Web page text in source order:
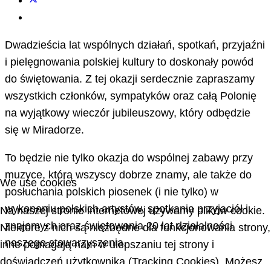
Dwadzieścia lat wspólnych działań, spotkań, przyjaźni
i pielęgnowania polskiej kultury to doskonały powód
do świętowania. Z tej okazji serdecznie zapraszamy
wszystkich członków, sympatyków oraz całą Polonię
na wyjątkowy wieczór jubileuszowy, który odbędzie
się w Miradorze.
To będzie nie tylko okazja do wspólnej zabawy przy
muzyce, którą wszyscy dobrze znamy, ale także do
posłuchania polskich piosenek (i nie tylko) w
wykonaniu polskich artystów, spotkania przyjaciół i
znajomych oraz świętowania 20 lat działalności
naszego stowarzyszenia.
We use cookies
Na naszej stronie internetowej używamy plików cookie.
Niektóre z nich są niezbędne dla funkcjonowania strony,
inne pomagają nam w ulepszaniu tej strony i
doświadczeń użytkownika (Tracking Cookies). Możesz